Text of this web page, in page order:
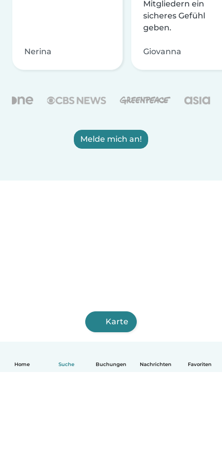
Home Suche Buchungen Nachrichten Favoriten
Nerina
Mitgliedern ein
sicheres Gefühl
geben.
Giovanna
Melde mich an!
Karte